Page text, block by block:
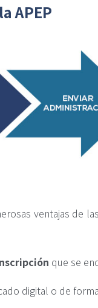
APEP
ventajas de
que se
digital o de